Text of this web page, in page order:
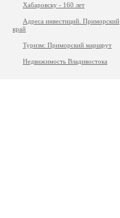
Хабаровску - 160 лет
Адреса инвестиций. Приморский
край
Туризм: Приморский маршрут
Недвижимость Владивостока